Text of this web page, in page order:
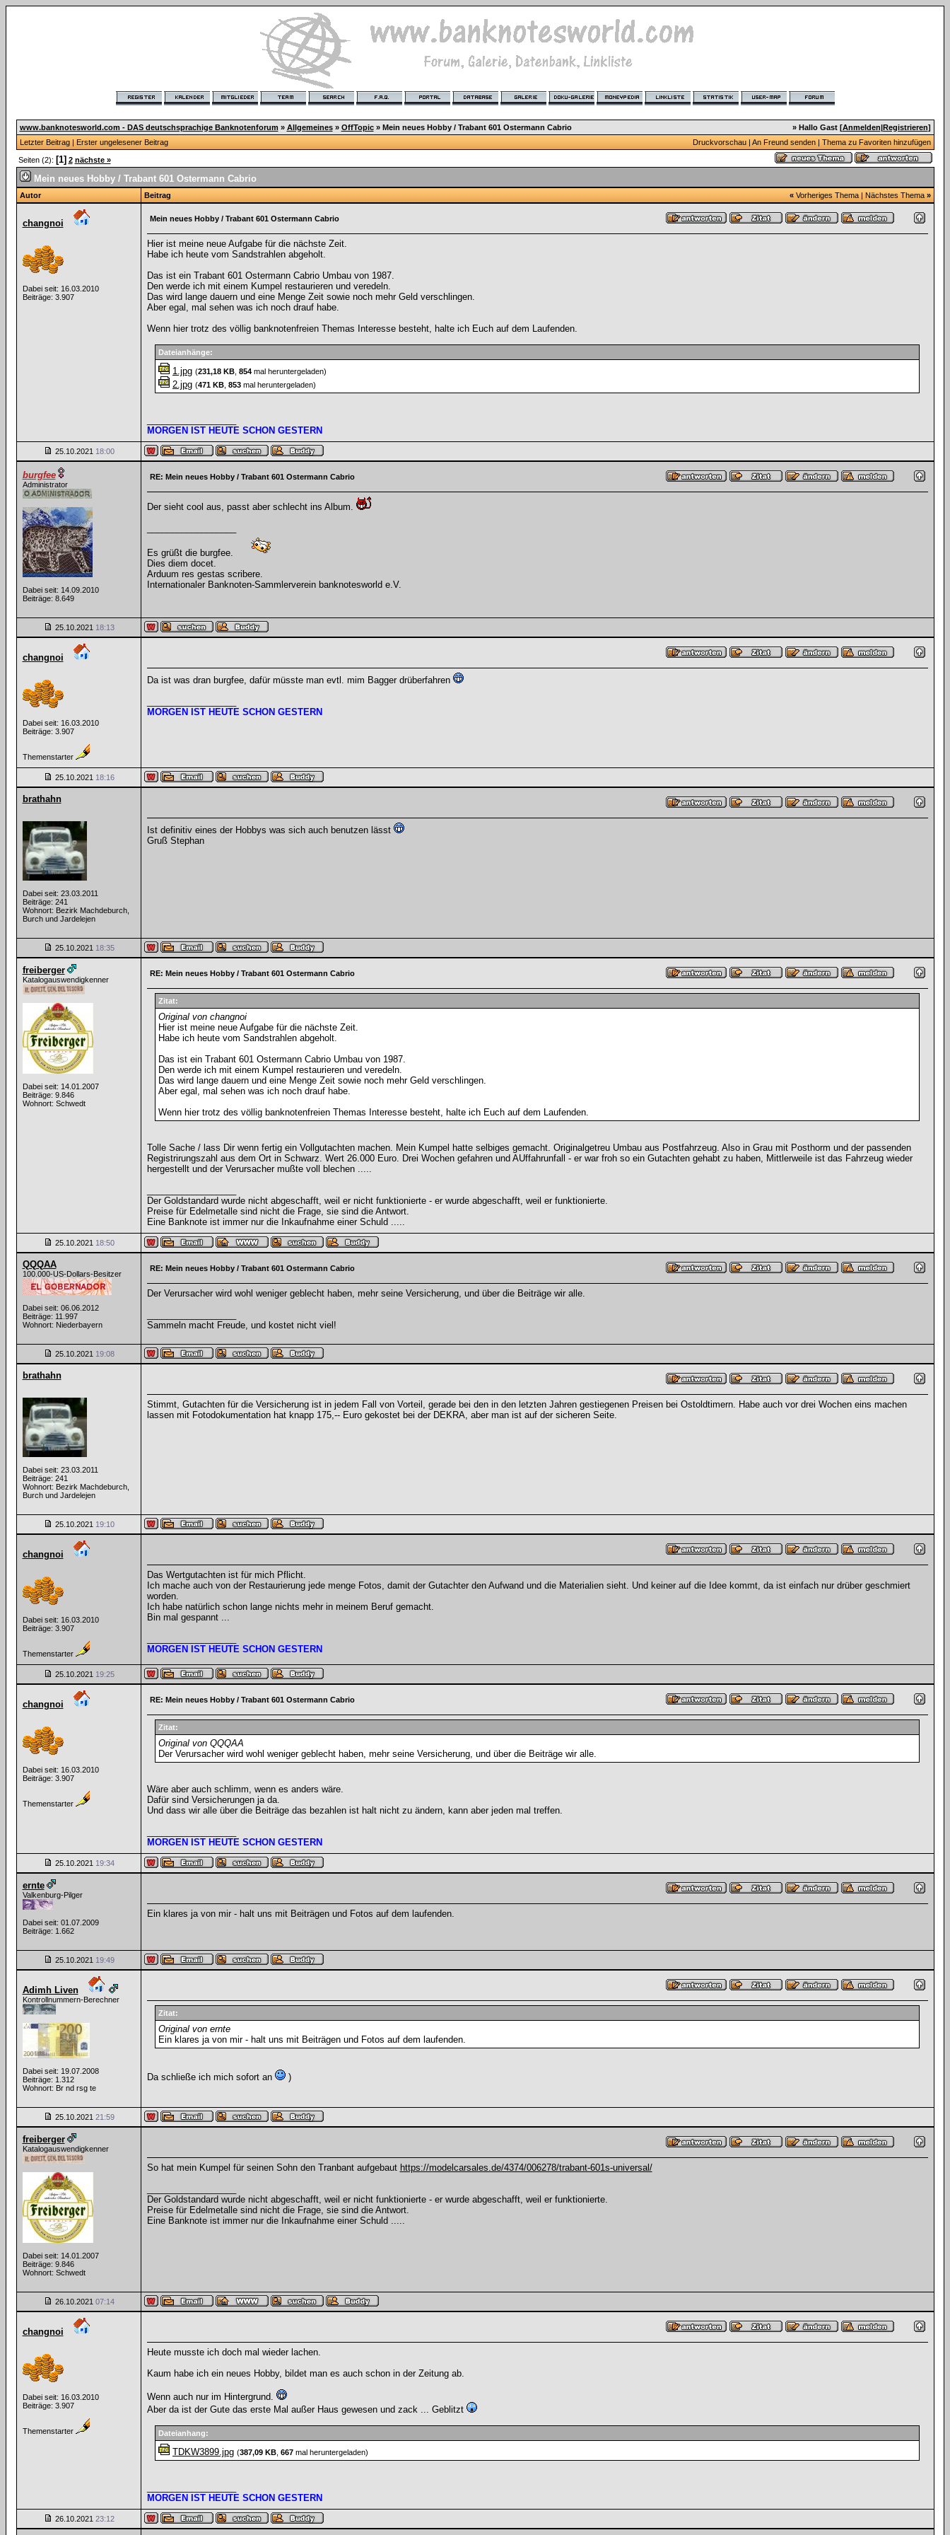
www.banknotesworld.com - DAS deutschsprachige Banknotenforum » Allgemeines» OffTopic» Mein neues Hobby / Trabant 601 Ostermann Cabrio » Hallo Gast [Anmelden|Registrieren]
Letzter Beitrag| Erster ungelesener Beitrag Druckvorschau| An Freund senden| Thema zu Favoriten hinzufügen
Seiten (2): [1] 2 nächste »
Mein neues Hobby / Trabant 601 Ostermann Cabrio
Autor Beitrag « Vorheriges Thema| Nächstes Thema »
changnoi
Dabei seit: 16.03.2010
Beiträge: 3.907
Mein neues Hobby / Trabant 601 Ostermann Cabrio
Hier ist meine neue Aufgabe für die nächste Zeit.
Habe ich heute vom Sandstrahlen abgeholt.
Das ist ein Trabant 601 Ostermann Cabrio Umbau von 1987.
Den werde ich mit einem Kumpel restaurieren und veredeln.
Das wird lange dauern und eine Menge Zeit sowie noch mehr Geld verschlingen.
Aber egal, mal sehen was ich noch drauf habe.
Wenn hier trotz des völlig banknotenfreien Themas Interesse besteht, halte ich Euch auf dem Laufenden.
Dateianhänge:
1.jpg (231,18 KB 854 mal heruntergeladen)
2.jpg (471 KB 853 mal heruntergeladen)
MORGEN IST HEUTE SCHON GESTERN
25.10.2021 18:00
burgfee
Administrator
Dabei seit: 14.09.2010
Beiträge: 8.649
RE: Mein neues Hobby / Trabant 601 Ostermann Cabrio
Der sieht cool aus, passt aber schlecht ins Album.
Es grüßt die burgfee.
Dies diem docet.
Arduum res gestas scribere.
Internationaler Banknoten-Sammlerverein banknotesworld e.V.
25.10.2021 18:13
changnoi
Dabei seit: 16.03.2010
Beiträge: 3.907
Themenstarter
Da ist was dran burgfee, dafür müsste man evtl. mim Bagger drüberfahren
MORGEN IST HEUTE SCHON GESTERN
25.10.2021 18:16
brathahn
Dabei seit: 23.03.2011
Beiträge: 241
Wohnort: Bezirk Machdeburch,
Burch und Jardelejen
Ist definitiv eines der Hobbys was sich auch benutzen lässt
Gruß Stephan
25.10.2021 18:35
freiberger
Katalogauswendigkenner
Dabei seit: 14.01.2007
Beiträge: 9.846
Wohnort: Schwedt
RE: Mein neues Hobby / Trabant 601 Ostermann Cabrio
Zitat:
Original von changnoi
Hier ist meine neue Aufgabe für die nächste Zeit.
Habe ich heute vom Sandstrahlen abgeholt.
Das ist ein Trabant 601 Ostermann Cabrio Umbau von 1987.
Den werde ich mit einem Kumpel restaurieren und veredeln.
Das wird lange dauern und eine Menge Zeit sowie noch mehr Geld verschlingen.
Aber egal, mal sehen was ich noch drauf habe.
Wenn hier trotz des völlig banknotenfreien Themas Interesse besteht, halte ich Euch auf dem Laufenden.
Tolle Sache / lass Dir wenn fertig ein Vollgutachten machen. Mein Kumpel hatte selbiges gemacht. Originalgetreu Umbau aus Postfahrzeug. Also in Grau mit Posthorm und der passenden
Registrirungszahl aus dem Ort in Schwarz. Wert 26.000 Euro. Drei Wochen gefahren und AUffahrunfall - er war froh so ein Gutachten gehabt zu haben, Mittlerweile ist das Fahrzeug wieder
hergestellt und der Verursacher mußte voll blechen .....
Der Goldstandard wurde nicht abgeschafft, weil er nicht funktionierte - er wurde abgeschafft, weil er funktionierte.
Preise für Edelmetalle sind nicht die Frage, sie sind die Antwort.
Eine Banknote ist immer nur die Inkaufnahme einer Schuld .....
25.10.2021 18:50
QQQAA
100.000-US-Dollars-Besitzer
Dabei seit: 06.06.2012
Beiträge: 11.997
Wohnort: Niederbayern
RE: Mein neues Hobby / Trabant 601 Ostermann Cabrio
Der Verursacher wird wohl weniger geblecht haben, mehr seine Versicherung, und über die Beiträge wir alle.
Sammeln macht Freude, und kostet nicht viel!
25.10.2021 19:08
brathahn
Dabei seit: 23.03.2011
Beiträge: 241
Wohnort: Bezirk Machdeburch,
Burch und Jardelejen
Stimmt, Gutachten für die Versicherung ist in jedem Fall von Vorteil, gerade bei den in den letzten Jahren gestiegenen Preisen bei Ostoldtimern. Habe auch vor drei Wochen eins machen
lassen mit Fotodokumentation hat knapp 175,-- Euro gekostet bei der DEKRA, aber man ist auf der sicheren Seite.
25.10.2021 19:10
changnoi
Dabei seit: 16.03.2010
Beiträge: 3.907
Themenstarter
Das Wertgutachten ist für mich Pflicht.
Ich mache auch von der Restaurierung jede menge Fotos, damit der Gutachter den Aufwand und die Materialien sieht. Und keiner auf die Idee kommt, da ist einfach nur drüber geschmiert
worden.
Ich habe natürlich schon lange nichts mehr in meinem Beruf gemacht.
Bin mal gespannt ...
MORGEN IST HEUTE SCHON GESTERN
25.10.2021 19:25
changnoi
Dabei seit: 16.03.2010
Beiträge: 3.907
Themenstarter
RE: Mein neues Hobby / Trabant 601 Ostermann Cabrio
Zitat:
Original von QQQAA
Der Verursacher wird wohl weniger geblecht haben, mehr seine Versicherung, und über die Beiträge wir alle.
Wäre aber auch schlimm, wenn es anders wäre.
Dafür sind Versicherungen ja da.
Und dass wir alle über die Beiträge das bezahlen ist halt nicht zu ändern, kann aber jeden mal treffen.
MORGEN IST HEUTE SCHON GESTERN
25.10.2021 19:34
ernte
Valkenburg-Pilger
Dabei seit: 01.07.2009
Beiträge: 1.662
Ein klares ja von mir - halt uns mit Beiträgen und Fotos auf dem laufenden.
25.10.2021 19:49
Adimh Liven
Kontrollnummern-Berechner
Dabei seit: 19.07.2008
Beiträge: 1.312
Wohnort: Br nd rsg te
Zitat:
Original von ernte
Ein klares ja von mir - halt uns mit Beiträgen und Fotos auf dem laufenden.
Da schließe ich mich sofort an )
25.10.2021 21:59
freiberger
Katalogauswendigkenner
Dabei seit: 14.01.2007
Beiträge: 9.846
Wohnort: Schwedt
So hat mein Kumpel für seinen Sohn den Tranbant aufgebaut https://modelcarsales.de/4374/006278/trabant-601s-universal/
Der Goldstandard wurde nicht abgeschafft, weil er nicht funktionierte - er wurde abgeschafft, weil er funktionierte.
Preise für Edelmetalle sind nicht die Frage, sie sind die Antwort.
Eine Banknote ist immer nur die Inkaufnahme einer Schuld .....
26.10.2021 07:14
changnoi
Dabei seit: 16.03.2010
Beiträge: 3.907
Themenstarter
Heute musste ich doch mal wieder lachen.
Kaum habe ich ein neues Hobby, bildet man es auch schon in der Zeitung ab.
Wenn auch nur im Hintergrund.
Aber da ist der Gute das erste Mal außer Haus gewesen und zack ... Geblitzt
Dateianhang:
TDKW3899.jpg (387,09 KB 667 mal heruntergeladen)
MORGEN IST HEUTE SCHON GESTERN
26.10.2021 23:12